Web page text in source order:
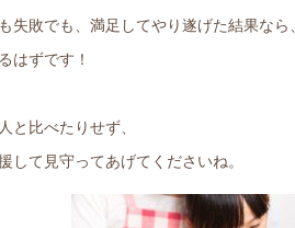
敗でも、満足してやり遂げた結果なら、
はずです！
比べたりせず、
て見守ってあげてくださいね。